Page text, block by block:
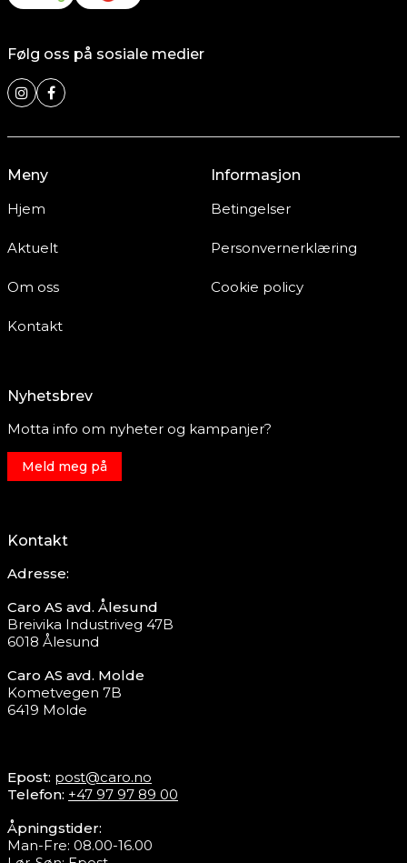
Følg oss på sosiale medier
Meny
Hjem
Aktuelt
Om oss
Kontakt
Informasjon
Betingelser
Personvernerklæring
Cookie policy
Nyhetsbrev
Motta info om nyheter og kampanjer?
Meld meg på
Kontakt
Adresse:
Caro AS avd. Ålesund
Breivika Industriveg 47B
6018 Ålesund
Caro AS avd. Molde
Kometvegen 7B
6419 Molde
Epost: post@caro.no
Telefon: +47 97 97 89 00
Åpningstider:
Man-Fre: 08.00-16.00